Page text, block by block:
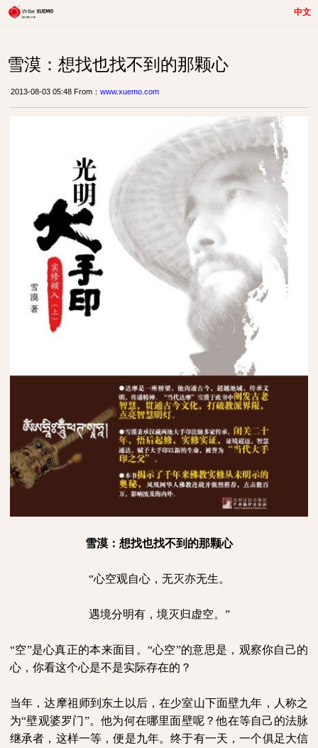
中文
雪漠：想找也找不到的那颗心
2013-08-03 05:48 From： www.xuemo.com
雪漠：想找也找不到的那颗心
“心空观自心，无灭亦无生。
遇境分明有，境灭归虚空。”
“空”是心真正的本来面目。“心空”的意思是，观察你自己的
心，你看这个心是不是实际存在的？
当年，达摩祖师到东土以后，在少室山下面壁九年，人称之
为“壁观婆罗门”。他为何在哪里面壁呢？他在等自己的法脉
继承者，这样一等，便是九年。终于有一天，一个俱足大信